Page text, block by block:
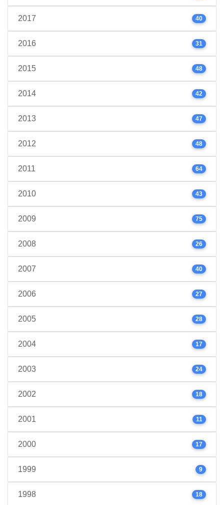
2017 40
2016 31
2015 48
2014 42
2013 47
2012 48
2011 64
2010 43
2009 75
2008 26
2007 40
2006 27
2005 28
2004 17
2003 24
2002 18
2001 11
2000 17
1999 9
1998 18